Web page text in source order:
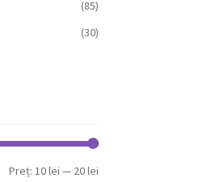
(85)
(30)
Preț
Preț
Preț: 10 lei — 20 lei